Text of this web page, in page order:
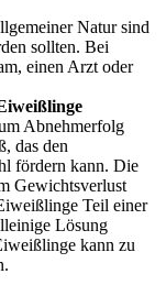
Natur sind
sollten. Bei
einen Arzt oder
Abnehmerfolg
das den
fördern kann. Die
Gewichtsverlust
Teil einer
Lösung
kann zu